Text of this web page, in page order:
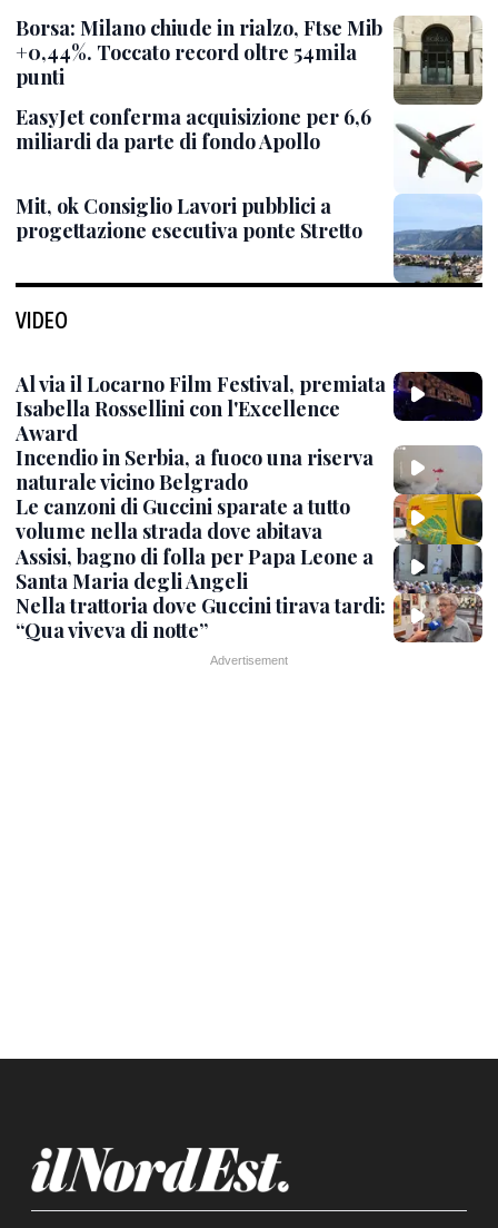
Borsa: Milano chiude in rialzo, Ftse Mib
+0,44%. Toccato record oltre 54mila
punti
EasyJet conferma acquisizione per 6,6
miliardi da parte di fondo Apollo
Mit, ok Consiglio Lavori pubblici a
progettazione esecutiva ponte Stretto
VIDEO
Al via il Locarno Film Festival, premiata
Isabella Rossellini con l'Excellence
Award
Incendio in Serbia, a fuoco una riserva
naturale vicino Belgrado
Le canzoni di Guccini sparate a tutto
volume nella strada dove abitava
Assisi, bagno di folla per Papa Leone a
Santa Maria degli Angeli
Nella trattoria dove Guccini tirava tardi:
“Qua viveva di notte”